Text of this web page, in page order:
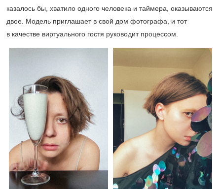
казалось бы, хватило одного человека и таймера, оказываются
двое. Модель приглашает в свой дом фотографа, и тот
в качестве виртуального гостя руководит процессом.